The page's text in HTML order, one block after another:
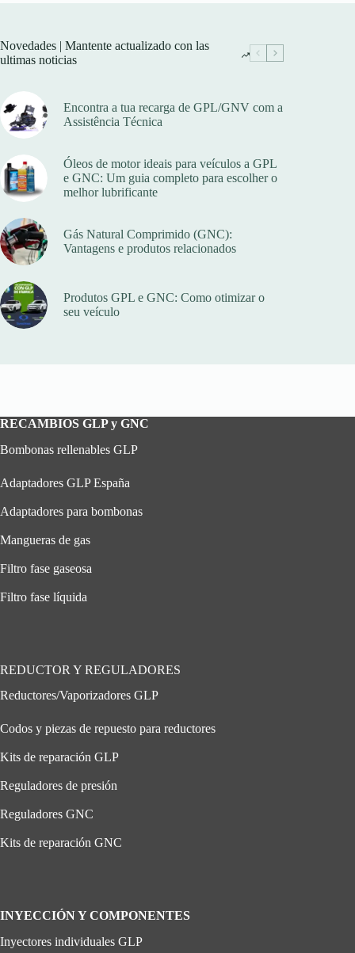
Novedades | Mantente actualizado con las
ultimas noticias
Encontra a tua recarga de GPL/GNV com a
Assistência Técnica
Óleos de motor ideais para veículos a GPL
e GNC: Um guia completo para escolher o
melhor lubrificante
Gás Natural Comprimido (GNC):
Vantagens e produtos relacionados
Produtos GPL e GNC: Como otimizar o
seu veículo
RECAMBIOS GLP y GNC
Bombonas rellenables GLP
Adaptadores GLP España
Adaptadores para bombonas
Mangueras de gas
Filtro fase gaseosa
Filtro fase líquida
REDUCTOR Y REGULADORES
Reductores/Vaporizadores GLP
Codos y piezas de repuesto para reductores
Kits de reparación GLP
Reguladores de presión
Reguladores GNC
Kits de reparación GNC
INYECCIÓN Y COMPONENTES
Inyectores individuales GLP